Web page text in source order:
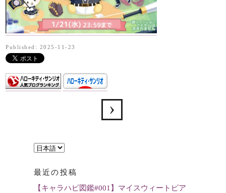
Published: 2025-11-23
言
を
最近の投稿
【キャラハピ図鑑#001】マイスウィートピア